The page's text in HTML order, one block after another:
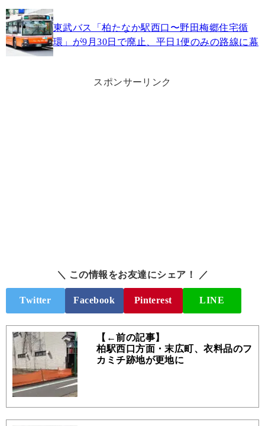
東武バス「柏たなか駅西口〜野田梅郷住宅循
環」が9月30日で廃止、平日1便のみの路線に幕
スポンサーリンク
＼ この情報をお友達にシェア！ ／
Twitter Facebook Pinterest LINE
【←前の記事】
柏駅西口方面・末広町、衣料品のフ
カミチ跡地が更地に